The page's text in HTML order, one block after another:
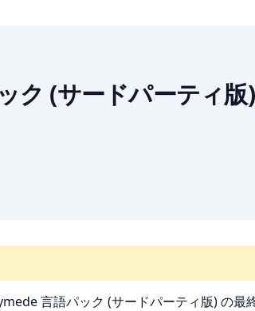
(サードパーティ版
言語パック (サードパーティ版) の最